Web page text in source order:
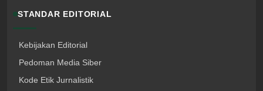
STANDAR EDITORIAL
Kebijakan Editorial
Pedoman Media Siber
Kode Etik Jurnalistik